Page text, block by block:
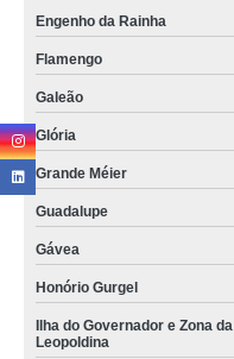
Engenho da Rainha
Flamengo
Galeão
Glória
Grande Méier
Guadalupe
Gávea
Honório Gurgel
Ilha do Governador e Zona da
Leopoldina